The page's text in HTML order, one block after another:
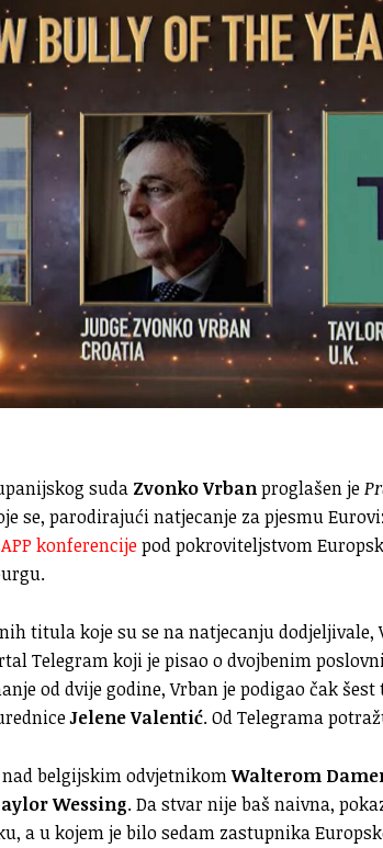
suda Zvonko Vrbanproglašen je
se, parodirajući natjecanje za pjesmu
konferencijepod pokroviteljstvom
titula koje su se na natjecanju dodjeljivale,
Telegram koji je pisao o dvojbenim
od dvije godine, Vrban je podigao čak
Jelene Valentić. Od Telegrama
nad belgijskim odvjetnikomWalterom
Wessing. Da stvar nije baš naivna,
a u kojem je bilo sedam zastupnika